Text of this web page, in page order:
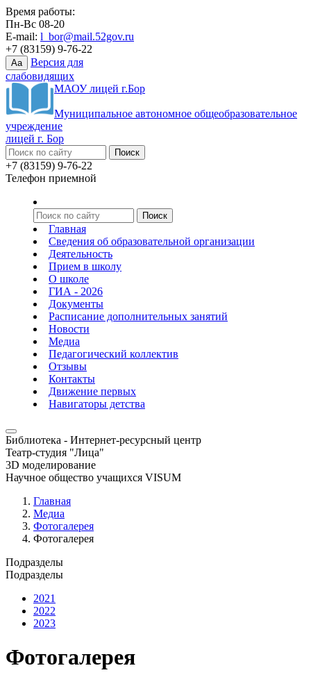
Время работы:
Пн-Вс 08-20
E-mail: l_bor@mail.52gov.ru
+7 (83159) 9-76-22
Aa
Версия для
слабовидящих
МАОУ лицей г.Бор
Муниципальное автономное общеобразовательное
учреждение
лицей г. Бор
+7 (83159) 9-76-22
Телефон приемной
Главная
Сведения об образовательной организации
Деятельность
Прием в школу
О школе
ГИА - 2026
Документы
Расписание дополнительных занятий
Новости
Медиа
Педагогический коллектив
Отзывы
Контакты
Движение первых
Навигаторы детства
Библиотека - Интернет-ресурсный центр
Театр-студия "Лица"
3D моделирование
Научное общество учащихся VISUM
Главная
Медиа
Фотогалерея
Фотогалерея
Подразделы
Подразделы
2021
2022
2023
Фотогалерея